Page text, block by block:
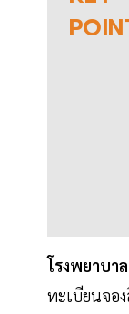
โรงพยาบา
ทะเบียนจอ